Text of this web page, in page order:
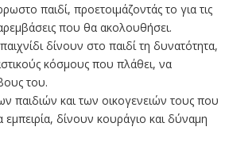
παιδί, προετοιμάζοντάς το για τις
που θα ακολουθήσει.
δίνουν στο παιδί τη δυνατότητα,
κόσμους που πλάθει, να
του.
παιδιών και των οικογενειών τους που
εμπειρία, δίνουν κουράγιο και δύναμη